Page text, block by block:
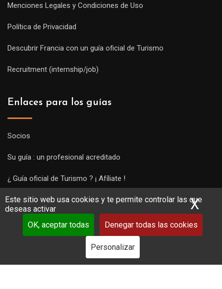
Este sitio web usa cookies y te permite controlar las que
deseas activar
OK, aceptar todas
Denegar todas las cookies
Personalizar
X
Menciones Legales y Condiciones de Uso
Política de Privacidad
Descubrir Francia con un guía oficial de Turismo
Recruitment (internship/job)
Enlaces para los guías
Socios
Su guía : un profesional acreditado
¿ Guía oficial de Turismo ? ¡ Afíliate !
Subir una visita y empezar a trabajar !